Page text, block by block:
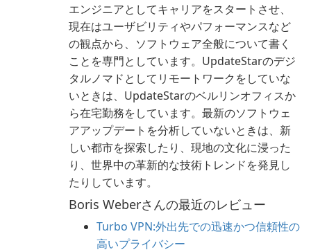
エンジニアとしてキャリアをスタートさせ、
現在はユーザビリティやパフォーマンスなど
の観点から、ソフトウェア全般について書く
ことを専門としています。UpdateStarのデジ
タルノマドとしてリモートワークをしていな
いときは、UpdateStarのベルリンオフィスか
ら在宅勤務をしています。最新のソフトウェ
アアップデートを分析していないときは、新
しい都市を探索したり、現地の文化に浸った
り、世界中の革新的な技術トレンドを発見し
たりしています。
Boris Weberさんの最近のレビュー
Turbo VPN:外出先での迅速かつ信頼性の
高いプライバシー